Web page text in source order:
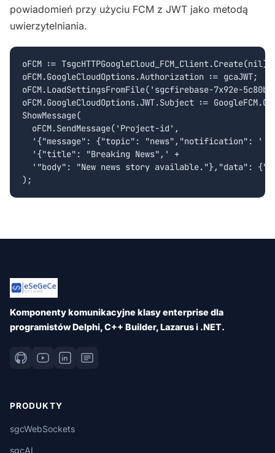
powiadomień przy użyciu FCM z JWT jako metodą
uwierzytelniania.
oFCM := TsgcHTTPGoogleCloud_FCM_Client.Create(nil);
oFCM.GoogleCloudOptions.Authorization := gcaJWT;
oFCM.LoadSettingsFromFile('sgcfirebase-7x92e-
oFCM.GoogleCloudOptions.JWT.Subject :=
ShowMessage(
  oFCM.SendMessage('Project-id',
  '{"message": {"topic": "news","notification": ' +
  '{"title": "Breaking News",' +
'"body": "New news story available."},"data":
Komponenty komunikacyjne klasy enterprise dla
programistów Delphi, C++ Builder, Lazarus i .NET.
PRODUKTY
sgcWebSockets
sgcAI